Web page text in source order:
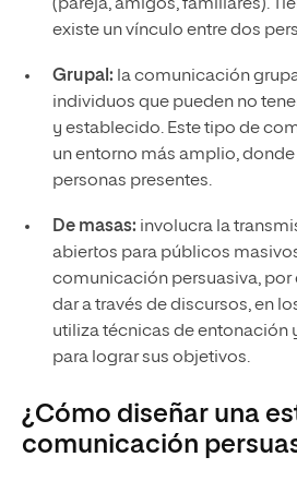
(pareja, amigos, familiares).
existe un vínculo entre dos
Grupal: la comunicación
individuos que pueden no
y establecido. Este tipo de
un entorno más amplio,
personas presentes.
De masas: involucra la
abiertos para públicos
comunicación persuasiva, por
dar a través de discursos, en
utiliza técnicas de entonación
para lograr sus objetivos.
¿Cómo diseñar una
comunicación